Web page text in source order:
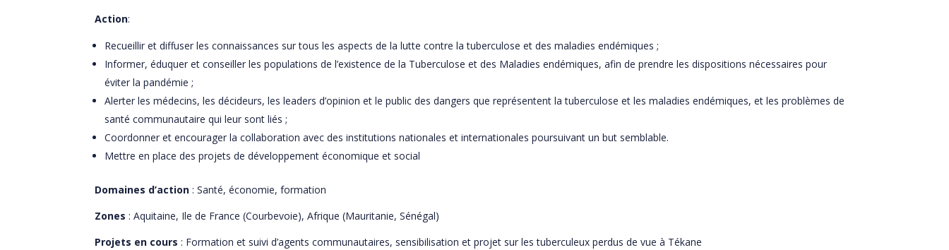
Action:
Recueillir et diffuser les connaissances sur tous les aspects de la lutte contre la tuberculose et des maladies endémiques ;
Informer, éduquer et conseiller les populations de l’existence de la Tuberculose et des Maladies endémiques, afin de prendre les dispositions nécessaires pour
éviter la pandémie ;
Alerter les médecins, les décideurs, les leaders d’opinion et le public des dangers que représentent la tuberculose et les maladies endémiques, et les problèmes de
santé communautaire qui leur sont liés ;
Coordonner et encourager la collaboration avec des institutions nationales et internationales poursuivant un but semblable.
Mettre en place des projets de développement économique et social
Domaines d’action : Santé, économie, formation
Zones : Aquitaine, Ile de France (Courbevoie), Afrique (Mauritanie, Sénégal)
Projets en cours : Formation et suivi d’agents communautaires, sensibilisation et projet sur les tuberculeux perdus de vue à Tékane